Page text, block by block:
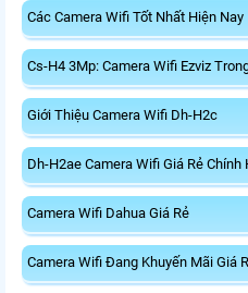
Các Camera Wifi Tốt Nhất Hiện Nay
Cs-H4 3Mp: Camera Wifi Ezviz
Giới Thiệu Camera Wifi Dh-H2c
Dh-H2ae Camera Wifi Giá Rẻ Chính
Camera Wifi Dahua Giá Rẻ
Camera Wifi Đang Khuyến Mãi Giá